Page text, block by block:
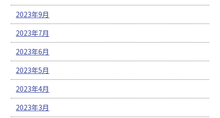
2023年9月
2023年7月
2023年6月
2023年5月
2023年4月
2023年3月